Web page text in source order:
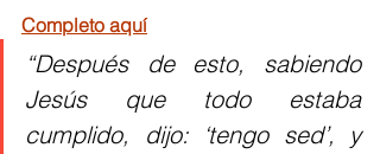
Completo aquí
“Después de esto, sabiendo
Jesús que todo estaba
cumplido, dijo: ‘tengo sed’, y